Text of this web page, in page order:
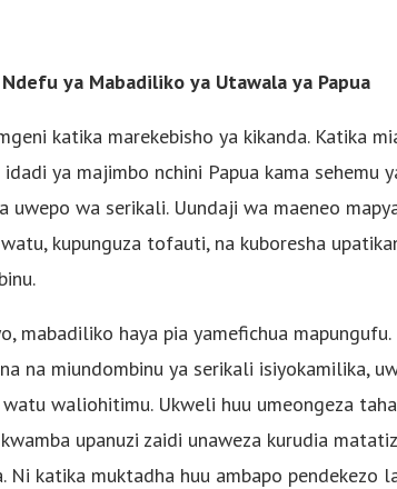
Ndefu ya Mabadiliko ya Utawala ya Papua
katika marekebisho ya kikanda. Katika
idadi ya majimbo nchini Papua kama sehemu
uwepo wa serikali. Uundaji wa maeneo
kupunguza tofauti, na kuboresha
mabadiliko haya pia yamefichua
na miundombinu ya serikali isiyokamilika,
waliohitimu. Ukweli huu umeongeza
upanuzi zaidi unaweza kurudia
Ni katika muktadha huu ambapo pendekezo